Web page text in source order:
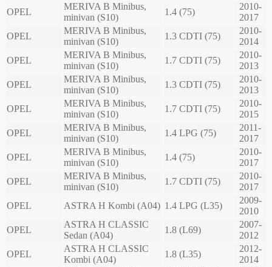
OPEL
MERIVA B Minibus,
minivan (S10)
1.4 (75)
2010-
2017
OPEL
MERIVA B Minibus,
minivan (S10)
1.3 CDTI (75)
2010-
2014
OPEL
MERIVA B Minibus,
minivan (S10)
1.7 CDTI (75)
2010-
2013
OPEL
MERIVA B Minibus,
minivan (S10)
1.3 CDTI (75)
2010-
2013
OPEL
MERIVA B Minibus,
minivan (S10)
1.7 CDTI (75)
2010-
2015
OPEL
MERIVA B Minibus,
minivan (S10)
1.4 LPG (75)
2011-
2017
OPEL
MERIVA B Minibus,
minivan (S10)
1.4 (75)
2010-
2017
OPEL
MERIVA B Minibus,
minivan (S10)
1.7 CDTI (75)
2010-
2017
OPEL
ASTRA H Kombi (A04) 1.4 LPG (L35)
2009-
2010
OPEL
ASTRA H CLASSIC
Sedan (A04)
1.8 (L69)
2007-
2012
OPEL
ASTRA H CLASSIC
Kombi (A04)
1.8 (L35)
2012-
2014